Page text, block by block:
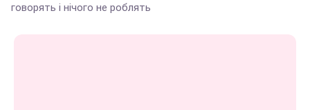
говорять і нічого не роблять